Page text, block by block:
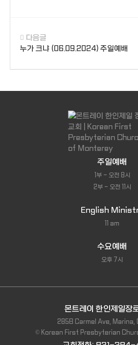
다음글
누가 크냐 (06.09.2024) 주일예배
주일예배
1부 - 오전 8시
2부 - 오전 11시
English
11 am
수요예배
오후 7시
몬트레이 한인제일장
285B Carmel Ave, Marina,
© Korean First Presbyterian